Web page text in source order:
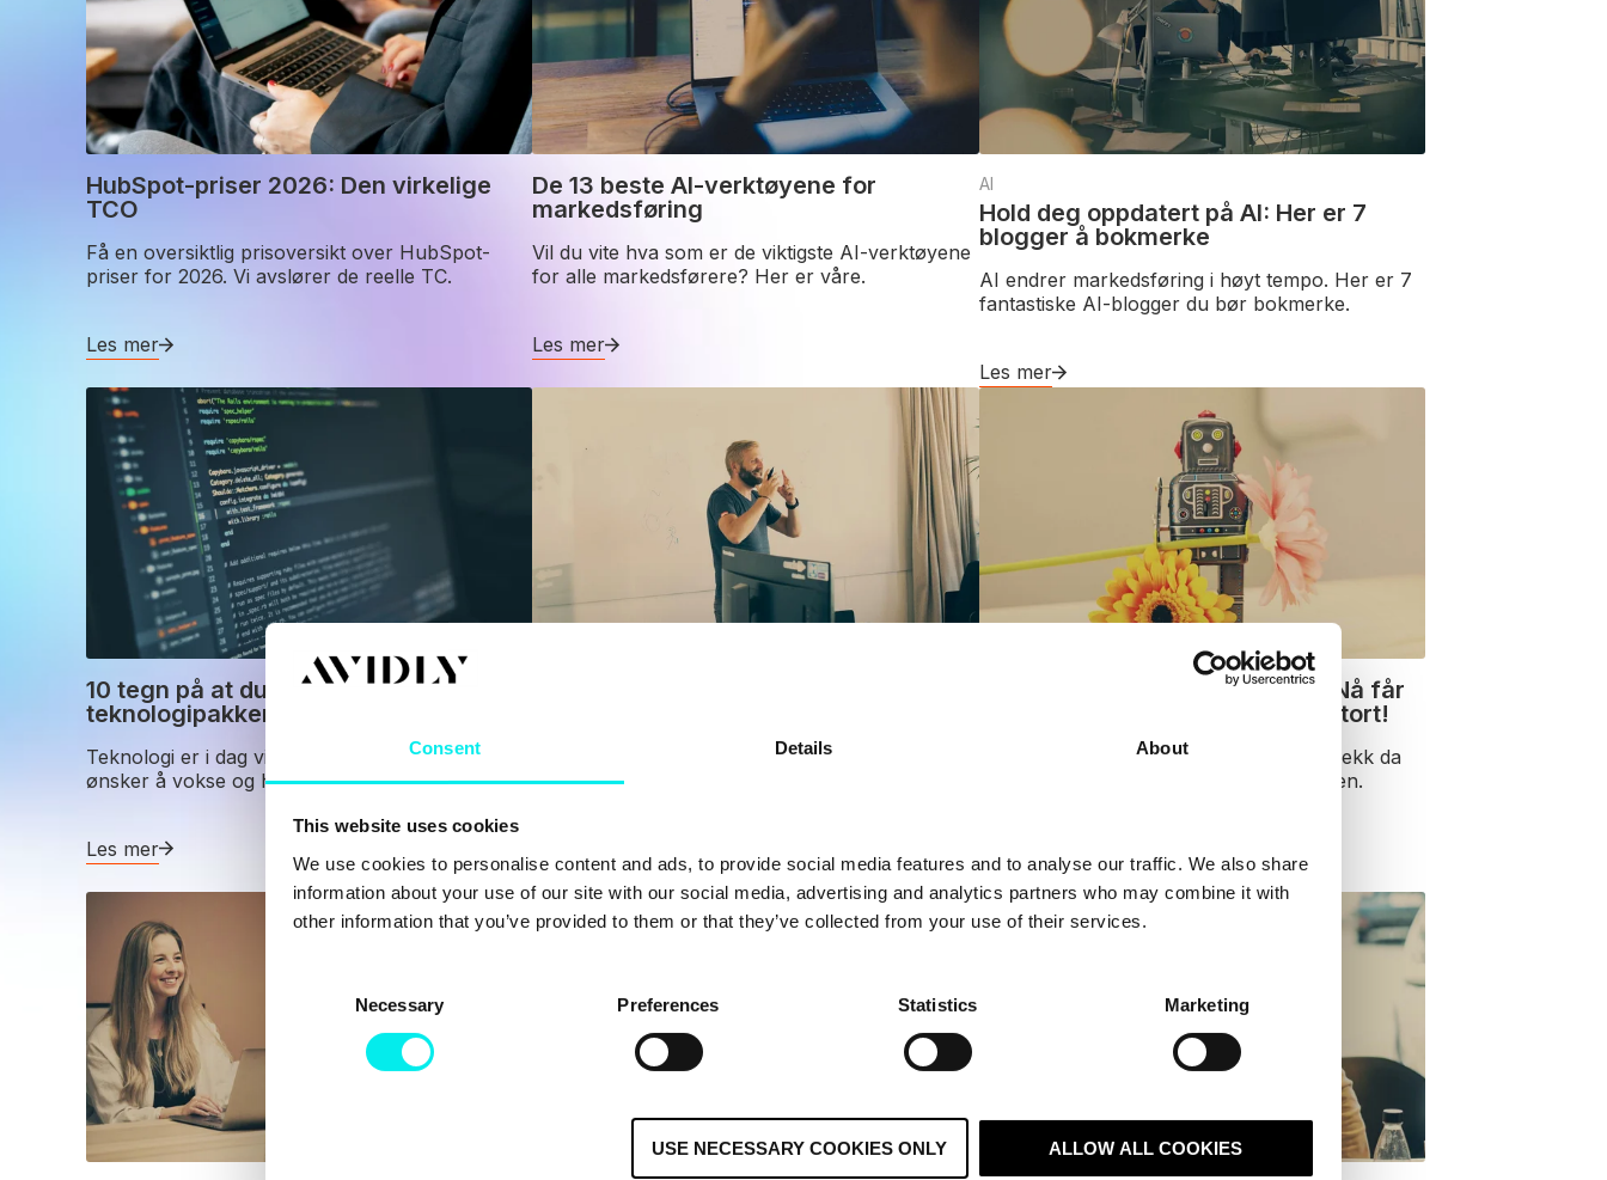
Consent Details About
This website uses cookies
We use cookies to personalise content and ads, to provide social media features and to analyse our traffic. We also share
information about your use of our site with our social media, advertising and analytics partners who may combine it with
other information that you’ve provided to them or that they’ve collected from your use of their services.
n
Necessary Preferences Statistics Marketing
USE NECESSARY COOKIES ONLY ALLOW ALL COOKIES
HubSpot-priser 2026: Den virkelige
TCO
Få en oversiktlig prisoversikt over HubSpot-
priser for 2026. Vi avslører de reelle TC.
Les mer
De 13 beste AI-verktøyene for
markedsføring
Vil du vite hva som er de viktigste AI-verktøyene
for alle markedsførere? Her er våre.
Les mer
AI
Hold deg oppdatert på AI: Her er 7
blogger å bokmerke
AI endrer markedsføring i høyt tempo. Her er 7
fantastiske AI-blogger du bør bokmerke.
Les mer
10 tegn på at du trenger å modernisere
teknologipakken din
Teknologi er i dag viktig for alle bedrifter som
ønsker å vokse og holde seg konkurra.
Les mer
er den viktig for virksomheten din?
Hva er en teknisk strategi, og hvordan kan den
Les mer
HubSpot lanserte ChatSpot AI. Nå får
den selskap av GPT-4 - det er stort!
Den 6. mars 2023 gjorde HubSpot sitt trekk da
de lanserte ChatSpot. Bare en måned sen.